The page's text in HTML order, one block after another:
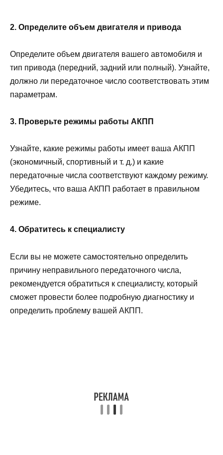
2. Определите объем двигателя и привода
Определите объем двигателя вашего автомобиля и
тип привода (передний, задний или полный). Узнайте,
должно ли передаточное число соответствовать этим
параметрам.
3. Проверьте режимы работы АКПП
Узнайте, какие режимы работы имеет ваша АКПП
(экономичный, спортивный и т. д.) и какие
передаточные числа соответствуют каждому режиму.
Убедитесь, что ваша АКПП работает в правильном
режиме.
4. Обратитесь к специалисту
Если вы не можете самостоятельно определить
причину неправильного передаточного числа,
рекомендуется обратиться к специалисту, который
сможет провести более подробную диагностику и
определить проблему вашей АКПП.